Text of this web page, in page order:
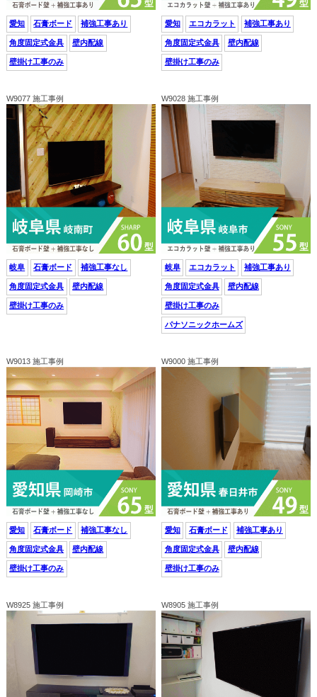
愛知 石膏ボード 補強工事あり
角度固定式金具 壁内配線
壁掛け工事のみ
愛知 エコカラット 補強工事あり
角度固定式金具 壁内配線
壁掛け工事のみ
W9077 施工事例
岐阜 石膏ボード 補強工事なし
角度固定式金具 壁内配線
壁掛け工事のみ
W9028 施工事例
岐阜 エコカラット 補強工事あり
角度固定式金具 壁内配線
壁掛け工事のみ
パナソニックホームズ
W9013 施工事例
愛知 石膏ボード 補強工事なし
角度固定式金具 壁内配線
壁掛け工事のみ
W9000 施工事例
愛知 石膏ボード 補強工事あり
角度固定式金具 壁内配線
壁掛け工事のみ
W8925 施工事例 W8905 施工事例